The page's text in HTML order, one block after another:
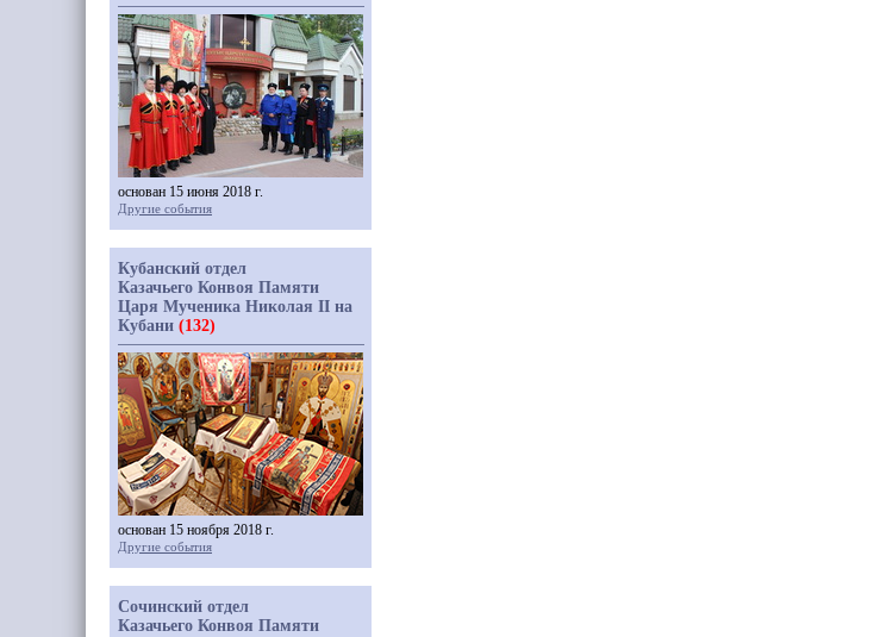
основан 15 июня 2018 г.
Другие события
Кубанский отдел
Казачьего Конвоя Памяти
Царя Мученика Николая II на
Кубани (132)
основан 15 ноября 2018 г.
Другие события
Сочинский отдел
Казачьего Конвоя Памяти